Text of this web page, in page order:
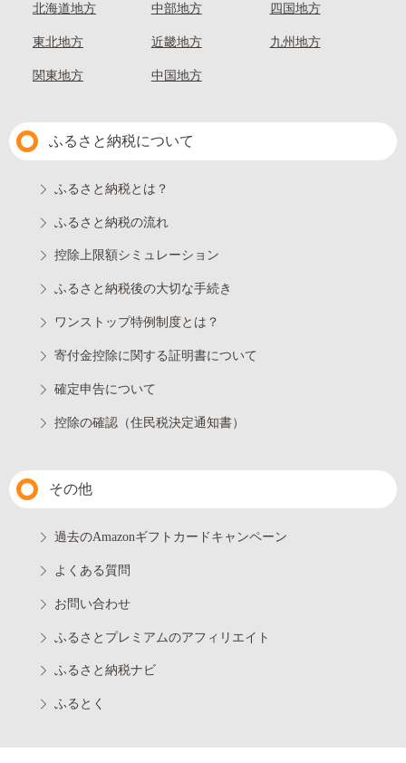
北海道地方
東北地方
関東地方
中部地方
近畿地方
中国地方
四国地方
九州地方
ふるさと納税について
ふるさと納税とは？
ふるさと納税の流れ
控除上限額シミュレーション
ふるさと納税後の大切な手続き
ワンストップ特例制度とは？
寄付金控除に関する証明書について
確定申告について
控除の確認（住民税決定通知書）
その他
過去のAmazonギフトカードキャンペーン
よくある質問
お問い合わせ
ふるさとプレミアムのアフィリエイト
ふるさと納税ナビ
ふるとく